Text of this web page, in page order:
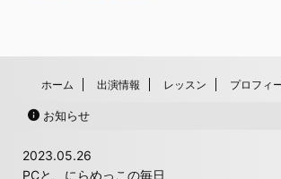
ホーム 出演情報 レッスン プロフィ
お知らせ
2023.05.26
PCと、にらめっこの毎日